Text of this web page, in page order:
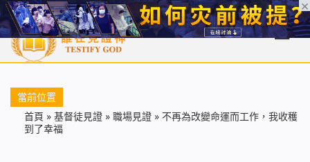
首頁 每日靈糧 天國福音 基督徒見證 信仰解答 聖經
當前位置
首頁 » 基督徒見證 » 職場見證 » 不再為改變命運而工作，我收穫
到了幸福